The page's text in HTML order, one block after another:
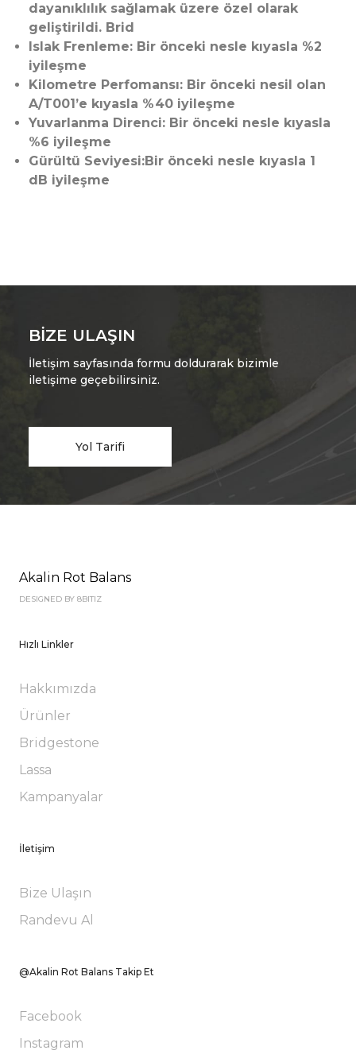
dayanıklılık sağlamak üzere özel olarak
geliştirildi. Brid
Islak Frenleme: Bir önceki nesle kıyasla %2
iyileşme
Kilometre Perfomansı: Bir önceki nesil olan
A/T001’e kıyasla %40 iyileşme
Yuvarlanma Direnci: Bir önceki nesle kıyasla
%6 iyileşme
Gürültü Seviyesi:Bir önceki nesle kıyasla 1
dB iyileşme
BIZE ULAŞIN
İletişim sayfasında formu doldurarak bizimle
iletişime geçebilirsiniz.
Yol Tarifi
Akalin Rot Balans
DESIGNED BY 8BITIZ
Hızlı Linkler
Hakkımızda
Ürünler
Bridgestone
Lassa
Kampanyalar
İletişim
Bize Ulaşın
Randevu Al
@Akalin Rot Balans Takip Et
Facebook
Instagram